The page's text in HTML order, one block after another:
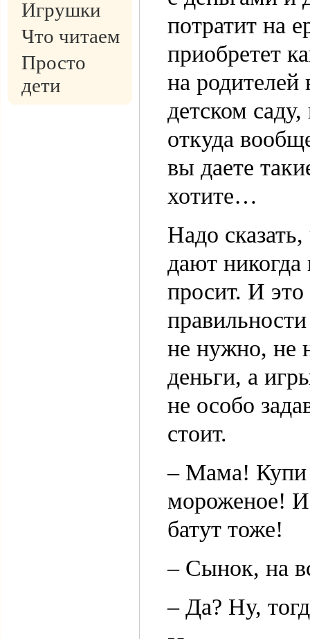
Игрушки
Что читаем
Просто
дети
потратит на
приобретет
на
детском
откуда
вы даете
хотите…
Надо
дают
просит. И это
не нужно, не
деньги, а
не особо
стоит.
– Мама! Купи
мороженое!
батут тоже!
– Сынок, на
– Да? Ну,